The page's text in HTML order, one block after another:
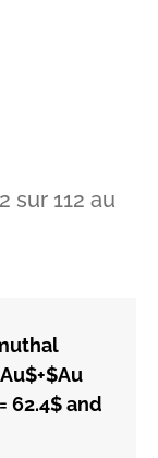
sur 112 au
62.4$ and